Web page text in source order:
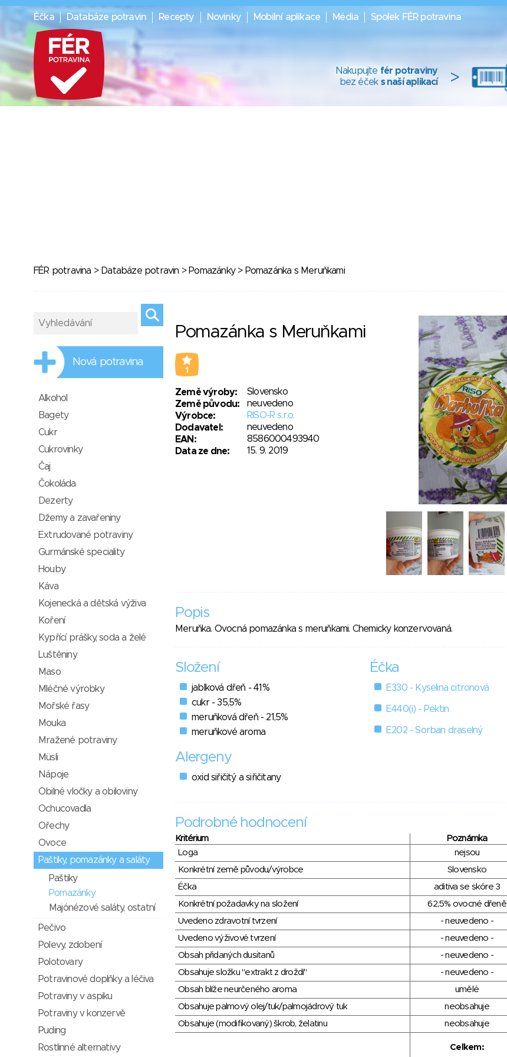
Éčka Databáze potravin Recepty Novinky Mobilní aplikace Média Spolek FÉR potravina
Nakupujte fér potraviny
bez éček s naší aplikací >
FÉR potravina > Databáze potravin > Pomazánky> Pomazánka s Meruňkami
Pomazánka s Meruňkami
1
Země výroby:
Slovensko
Země původu:
neuvedeno
Výrobce:
RISO-R s.r.o.
Dodavatel:
neuvedeno
EAN:
8586000493940
Data ze dne:
15. 9. 2019
Popis
Meruňka. Ovocná pomazánka s meruňkami. Chemicky konzervovaná.
Složení
jablková dřeň - 41%
cukr - 35,5%
meruňková dřeň - 21,5%
meruňkové aroma
Éčka
E330 - Kyselina citronová
E440(i) - Pektin
E202 - Sorban draselný
Alergeny
oxid siřičitý a siřičitany
Podrobné hodnocení
Kritérium Poznámka
Loga
nejsou
Konkrétní země původu/výrobce
Slovensko
Éčka
aditiva se skóre 3
Konkrétní požadavky na složení
62,5% ovocné dřeně
Uvedeno zdravotní tvrzení
- neuvedeno -
Uvedeno výživové tvrzení
- neuvedeno -
Obsah přidaných dusitanů
- neuvedeno -
Obsahuje složku "extrakt z droždí"
- neuvedeno -
Obsah blíže neurčeného aroma
umělé
Obsahuje palmový olej/tuk/palmojádrový tuk
neobsahuje
Obsahuje (modifikovaný) škrob, želatinu
neobsahuje
Celkem:
Nová potravina
Alkohol
Bagety
Cukr
Cukrovinky
Čaj
Čokoláda
Dezerty
Džemy a zavařeniny
Extrudované potraviny
Gurmánské speciality
Houby
Káva
Kojenecká a dětská výživa
Koření
Kypřící prášky, soda a želé
Luštěniny
Maso
Mléčné výrobky
Mořské řasy
Mouka
Mražené potraviny
Müsli
Nápoje
Obilné vločky a obiloviny
Ochucovadla
Ořechy
Ovoce
Paštiky, pomazánky a saláty
Paštiky
Pomazánky
Majónézové saláty, ostatní
Pečivo
Polevy, zdobení
Polotovary
Potravinové doplňky a léčiva
Potraviny v aspiku
Potraviny v konzervě
Puding
Rostlinné alternativy